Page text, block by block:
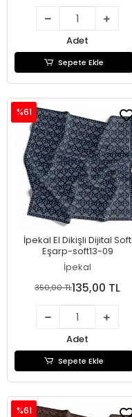
Adet
Sepete Ekle
İpekal El Dikişli Dijital Soft
Eşarp-soft13-09
İpekal
%61
350,00 TL135,00 TL
Adet
Sepete Ekle
%61